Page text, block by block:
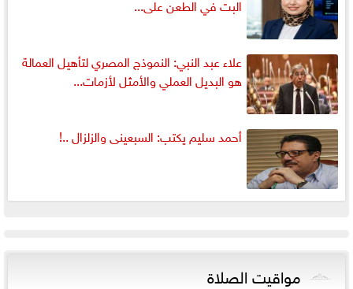
البت في الطعن على...
علاء عبد النبي: النموذج المصري لتأهيل العمالة
هو البديل العملي والأمثل لأزمات...
أحمد سليم يكتب: السبعينى والزلزال ..!
مواقيت الصلاة